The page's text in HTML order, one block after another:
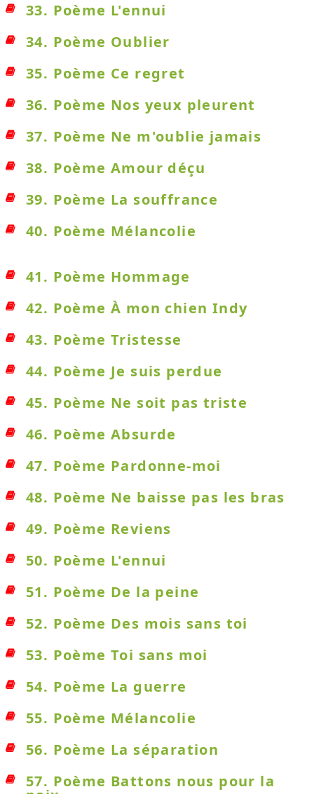
33. Poème L'ennui
34. Poème Oublier
35. Poème Ce regret
36. Poème Nos yeux pleurent
37. Poème Ne m'oublie jamais
38. Poème Amour déçu
39. Poème La souffrance
40. Poème Mélancolie
41. Poème Hommage
42. Poème À mon chien Indy
43. Poème Tristesse
44. Poème Je suis perdue
45. Poème Ne soit pas triste
46. Poème Absurde
47. Poème Pardonne-moi
48. Poème Ne baisse pas les bras
49. Poème Reviens
50. Poème L'ennui
51. Poème De la peine
52. Poème Des mois sans toi
53. Poème Toi sans moi
54. Poème La guerre
55. Poème Mélancolie
56. Poème La séparation
57. Poème Battons nous pour la